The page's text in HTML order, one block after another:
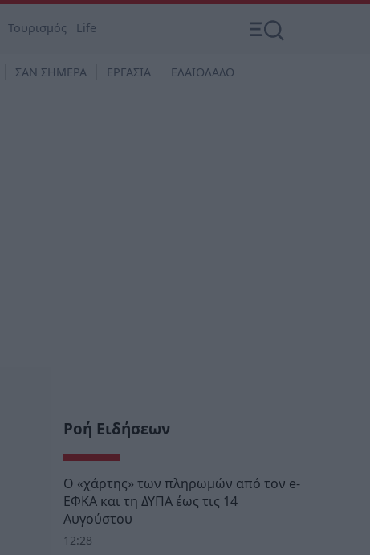
Τουρισμός Life
ΣΑΝ ΣΗΜΕΡΑ ΕΡΓΑΣΙΑ ΕΛΑΙΟΛΑΔΟ
Ροή Ειδήσεων
Ο «χάρτης» των πληρωμών από τον e-
ΕΦΚΑ και τη ΔΥΠΑ έως τις 14
Αυγούστου
12:28